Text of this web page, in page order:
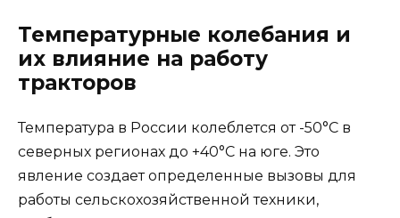
Температурные колебания и
их влияние на работу
тракторов
Температура в России колеблется от -50°C в
северных регионах до +40°C на юге. Это
явление создает определенные вызовы для
работы сельскохозяйственной техники,